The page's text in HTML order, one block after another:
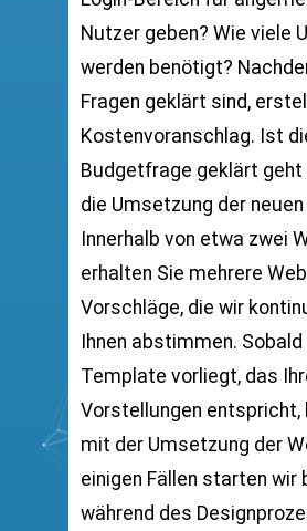
Nutzer geben? Wie viele
werden benötigt?
Fragen geklärt sind,
Kostenvoranschlag. Ist
Budgetfrage geklärt geht
die Umsetzung der
Innerhalb von etwa zwei
erhalten Sie mehrere
Vorschläge, die wir
Ihnen abstimmen.
Template vorliegt, das
Vorstellungen entspricht,
mit der Umsetzung der
einigen Fällen starten wir
während des